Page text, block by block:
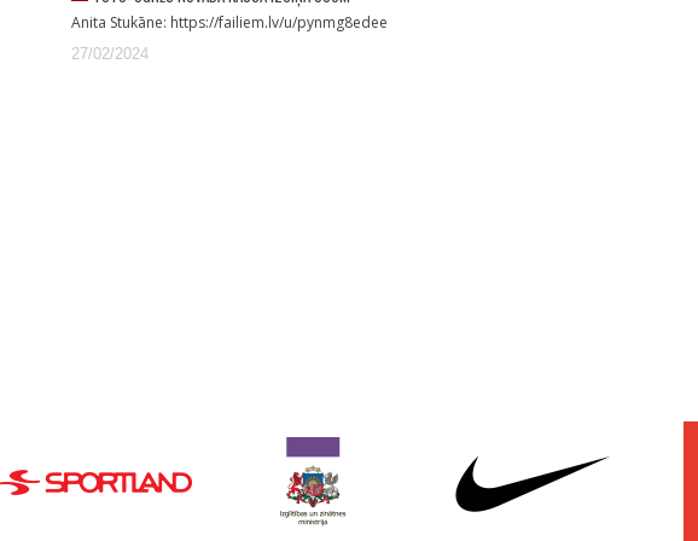
Anita Stukāne: https://failiem.lv/u/pynmg8edee
27/02/2024